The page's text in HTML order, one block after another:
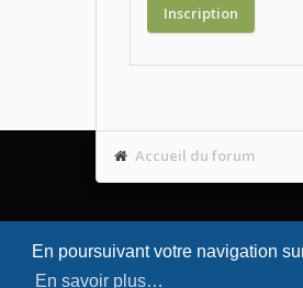
En poursuivant votre navigation
En savoir plus…
Inscription
Accueil du forum